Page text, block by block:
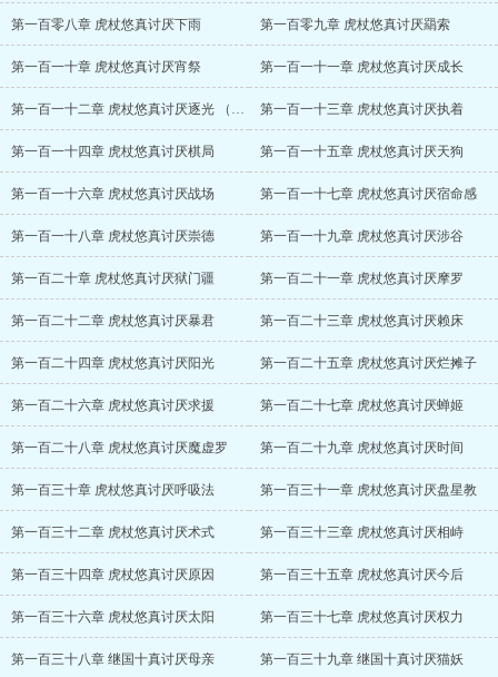
第一百零八章 虎杖悠真讨厌下雨 第一百零九章 虎杖悠真讨厌羂索
第一百一十章 虎杖悠真讨厌宵祭 第一百一十一章 虎杖悠真讨厌成长
第一百一十二章 虎杖悠真讨厌逐光 （修） 第一百一十三章 虎杖悠真讨厌执着
第一百一十四章 虎杖悠真讨厌棋局 第一百一十五章 虎杖悠真讨厌天狗
第一百一十六章 虎杖悠真讨厌战场 第一百一十七章 虎杖悠真讨厌宿命感
第一百一十八章 虎杖悠真讨厌崇德 第一百一十九章 虎杖悠真讨厌涉谷
第一百二十章 虎杖悠真讨厌狱门疆 第一百二十一章 虎杖悠真讨厌摩罗
第一百二十二章 虎杖悠真讨厌暴君 第一百二十三章 虎杖悠真讨厌赖床
第一百二十四章 虎杖悠真讨厌阳光 第一百二十五章 虎杖悠真讨厌烂摊子
第一百二十六章 虎杖悠真讨厌求援 第一百二十七章 虎杖悠真讨厌蝉姬
第一百二十八章 虎杖悠真讨厌魔虚罗 第一百二十九章 虎杖悠真讨厌时间
第一百三十章 虎杖悠真讨厌呼吸法 第一百三十一章 虎杖悠真讨厌盘星教
第一百三十二章 虎杖悠真讨厌术式 第一百三十三章 虎杖悠真讨厌相峙
第一百三十四章 虎杖悠真讨厌原因 第一百三十五章 虎杖悠真讨厌今后
第一百三十六章 虎杖悠真讨厌太阳 第一百三十七章 虎杖悠真讨厌权力
第一百三十八章 继国十真讨厌母亲 第一百三十九章 继国十真讨厌猫妖